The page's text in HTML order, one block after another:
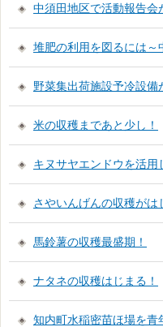
中須田地区で活動報告会
堆肥の利用を図るには～
野菜集出荷施設予冷設備
米の収穫まであと少し！
キヌサヤエンドウを活用
さやいんげんの収穫がは
馬鈴薯の収穫最盛期！
ナタネの収穫はじまる！
知内町水稲密苗ほ場を青